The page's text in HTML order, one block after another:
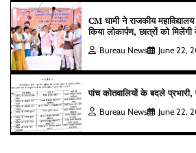
CM धामी ने राजकीय
किया लोकार्पण, छात्रों को
Bureau News June 22,
पांच कोतवालियों के बदले प्रभारी,
Bureau News June 22,